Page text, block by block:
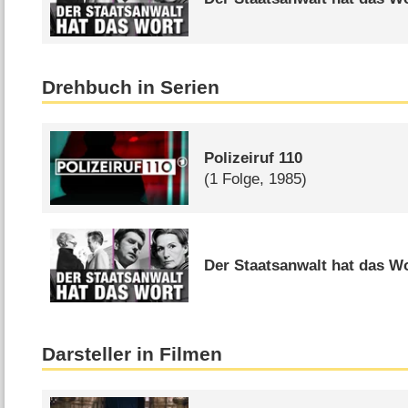
Drehbuch in Serien
Polizeiruf 110
(1 Folge, 1985)
Der Staatsanwalt hat das
Darsteller in Filmen